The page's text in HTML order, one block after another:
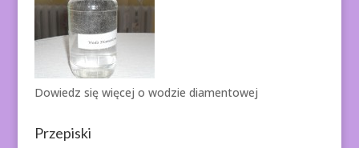
Dowiedz się więcej o wodzie diamentowej
Przepiski